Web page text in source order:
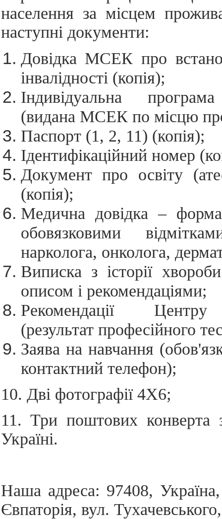
населення за місцем
наступні документи:
Довідка МСЕК про
інвалідності (копія);
Індивідуальна програма
(видана МСЕК по місцю
Паспорт (1, 2, 11) (копія);
Ідентифікаційний номер
Документ про освіту
(копія);
Медична довідка –
обовязковими
нарколога, онколога,
Виписка з історії
описом і рекомендаціями;
Рекомендації Центру
(результат професійного
Заява на навчання
контактний телефон);
10. Дві фотографії 4X6;
11. Три поштових конверта
Україні.
Наша адреса: 97408,
Євпаторія, вул.